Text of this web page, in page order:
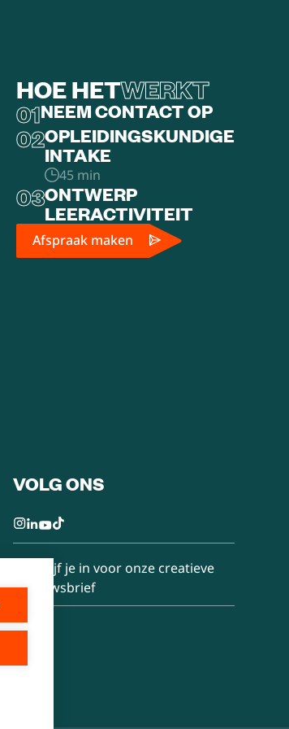
HOE HETWERKT
01NEEM CONTACT OP
02OPLEIDINGSKUNDIGE
INTAKE
45 min
03ONTWERP
LEERACTIVITEIT
Afspraak maken
VOLG ONS
Schrijf je in voor onze creatieve
nieuwsbrief